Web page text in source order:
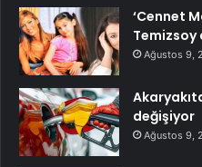
‘Cennet
Temizsoy
Ağustos 9,
değişiyor
Ağustos 9,